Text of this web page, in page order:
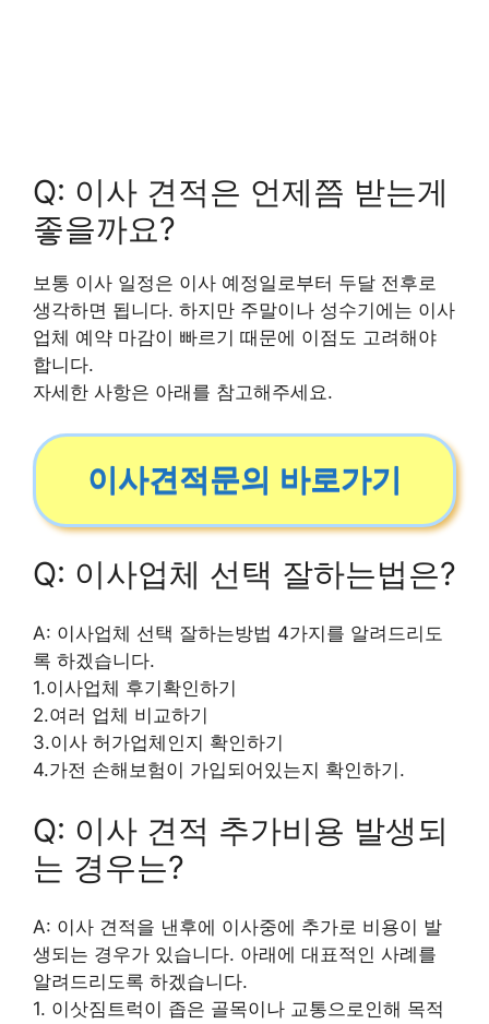
Q: 이사 견적은 언제쯤 받는게
좋을까요?
보통 이사 일정은 이사 예정일로부터 두달 전후로
생각하면 됩니다. 하지만 주말이나 성수기에는 이사
업체 예약 마감이 빠르기 때문에 이점도 고려해야
합니다.
자세한 사항은 아래를 참고해주세요.
이사견적문의 바로가기
Q: 이사업체 선택 잘하는법은?
A: 이사업체 선택 잘하는방법 4가지를 알려드리도
록 하겠습니다.
1.이사업체 후기확인하기
2.여러 업체 비교하기
3.이사 허가업체인지 확인하기
4.가전 손해보험이 가입되어있는지 확인하기.
Q: 이사 견적 추가비용 발생되
는 경우는?
A: 이사 견적을 낸후에 이사중에 추가로 비용이 발
생되는 경우가 있습니다. 아래에 대표적인 사례를
알려드리도록 하겠습니다.
1. 이삿짐트럭이 좁은 골목이나 교통으로인해 목적